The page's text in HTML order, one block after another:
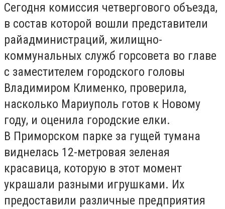
Сегодня комиссия четвергового объезда,
в состав которой вошли представители
райадминистраций, жилищно-
коммунальных служб горсовета во главе
с заместителем городского головы
Владимиром Клименко, проверила,
насколько Мариуполь готов к Новому
году, и оценила городские елки.
В Приморском парке за гущей тумана
виднелась 12-метровая зеленая
красавица, которую в этот момент
украшали разными игрушками. Их
предоставили различные предприятия